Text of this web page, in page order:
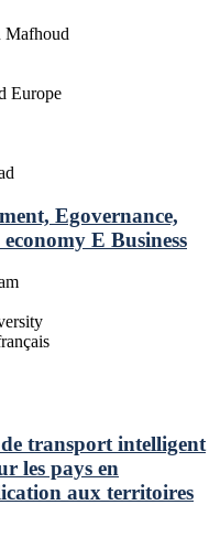
Europe
Egovernance,
E Business
transport intelligent
les pays en
aux territoires